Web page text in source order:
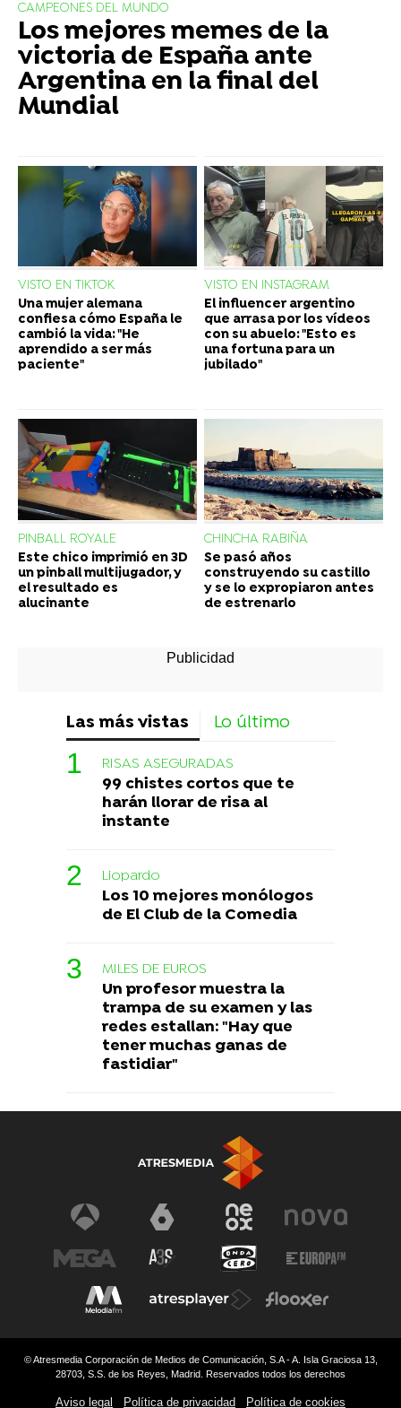
CAMPEONES DEL MUNDO
Los mejores memes de la
victoria de España ante
Argentina en la final del
Mundial
VISTO EN TIKTOK
Una mujer alemana
confiesa cómo España le
cambió la vida: "He
aprendido a ser más
paciente"
VISTO EN INSTAGRAM
El influencer argentino
que arrasa por los vídeos
con su abuelo: "Esto es
una fortuna para un
jubilado"
PINBALL ROYALE
Este chico imprimió en 3D
un pinball multijugador, y
el resultado es
alucinante
CHINCHA RABIÑA
Se pasó años
construyendo su castillo
y se lo expropiaron antes
de estrenarlo
Las más vistas Lo último
RISAS ASEGURADAS
99 chistes cortos que te
harán llorar de risa al
instante
Liopardo
Los 10 mejores monólogos
de El Club de la Comedia
MILES DE EUROS
Un profesor muestra la
trampa de su examen y las
redes estallan: "Hay que
tener muchas ganas de
fastidiar"
© Atresmedia Corporación de Medios de Comunicación, S.A - A. Isla Graciosa 13,
28703, S.S. de los Reyes, Madrid. Reservados todos los derechos
Aviso legal Política de privacidad Política de cookies